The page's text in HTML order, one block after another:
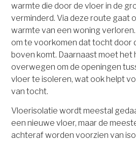
warmte die door de vloer in de
verminderd. Via deze route gaat
warmte van een woning
om te voorkomen dat tocht door
boven komt. Daarnaast moet het
overwegen om de openingen
vloer te isoleren, wat ook helpt
van tocht.
Vloerisolatie wordt meestal
een nieuwe vloer, maar de
achteraf worden voorzien van